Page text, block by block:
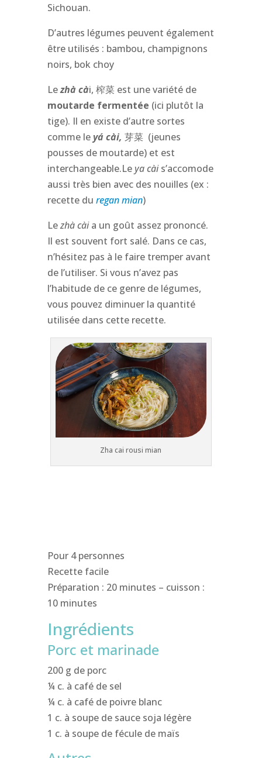
Sichouan.
D’autres légumes peuvent également
être utilisés : bambou, champignons
noirs, bok choy
Lezhà cài, 榨菜est une variété de
moutarde fermentée (ici plutôt la
tige). Il en existe d’autre sortes
comme le yá cài, 芽菜 (jeunes
pousses de moutarde) et est
interchangeable.Le ya càis’accomode
aussi très bien avec des nouilles (ex :
recette du regan mian)
Lezhà càia un goût assez prononcé.
Il est souvent fort salé. Dans ce cas,
n’hésitez pas à le faire tremper avant
de l’utiliser. Si vous n’avez pas
l’habitude de ce genre de légumes,
vous pouvez diminuer la quantité
utilisée dans cette recette.
Zha cai rousi mian
Pour 4 personnes
Recette facile
Préparation : 20 minutes – cuisson :
10 minutes
Ingrédients
Porc et marinade
200 g de porc
¼ c. à café de sel
¼ c. à café de poivre blanc
1 c. à soupe de sauce soja légère
1 c. à soupe de fécule de maïs